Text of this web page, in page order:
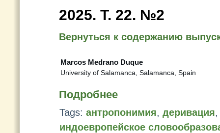
2025. Т. 22. №2
Вернуться к содержанию
Marcos Medrano Duque
University of Salamanca, Salamanca, Spain
Подробнее
Tags: антропонимия, деривация
индоевропейское